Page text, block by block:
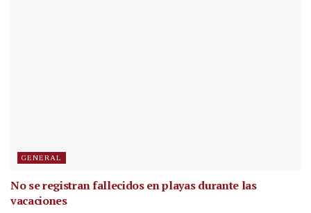
GENERAL
No se registran fallecidos en playas durante las
vacaciones